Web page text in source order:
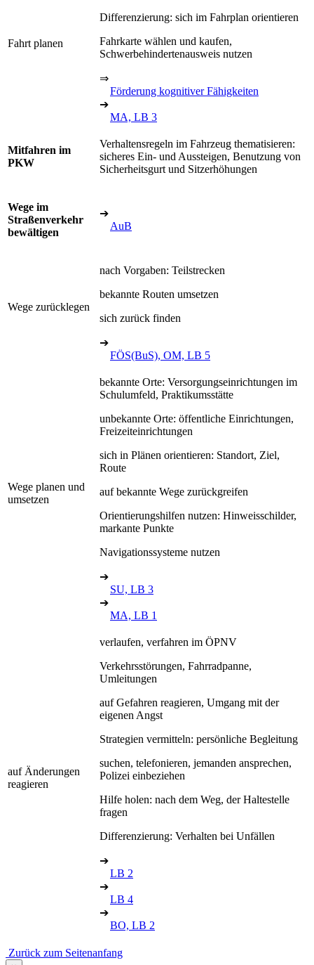
Fahrt planen
Differenzierung: sich im Fahrplan orientieren
Fahrkarte wählen und kaufen,
Schwerbehindertenausweis nutzen
⇒
Förderung kognitiver Fähigkeiten
➔
MA, LB 3
Mitfahren im
PKW
Verhaltensregeln im Fahrzeug thematisieren:
sicheres Ein- und Aussteigen, Benutzung von
Sicherheitsgurt und Sitzerhöhungen
Wege im
Straßenverkehr
bewältigen
➔
AuB
Wege zurücklegen
nach Vorgaben: Teilstrecken
bekannte Routen umsetzen
sich zurück finden
➔
FÖS(BuS), OM, LB 5
Wege planen und
umsetzen
bekannte Orte: Versorgungseinrichtungen im
Schulumfeld, Praktikumsstätte
unbekannte Orte: öffentliche Einrichtungen,
Freizeiteinrichtungen
sich in Plänen orientieren: Standort, Ziel,
Route
auf bekannte Wege zurückgreifen
Orientierungshilfen nutzen: Hinweisschilder,
markante Punkte
Navigationssysteme nutzen
➔
SU, LB 3
➔
MA, LB 1
auf Änderungen
reagieren
verlaufen, verfahren im ÖPNV
Verkehrsstörungen, Fahrradpanne,
Umleitungen
auf Gefahren reagieren, Umgang mit der
eigenen Angst
Strategien vermitteln: persönliche Begleitung
suchen, telefonieren, jemanden ansprechen,
Polizei einbeziehen
Hilfe holen: nach dem Weg, der Haltestelle
fragen
Differenzierung: Verhalten bei Unfällen
➔
LB 2
➔
LB 4
➔
BO, LB 2
Zurück zum Seitenanfang